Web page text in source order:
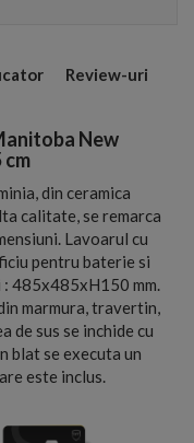
Review-uri
New
cm
din ceramica
calitate, se remarca
Lavoarul cu
pentru baterie si
485x485xH150 mm.
marmura, travertin,
de sus se inchide cu
blat se executa un
este inclus.